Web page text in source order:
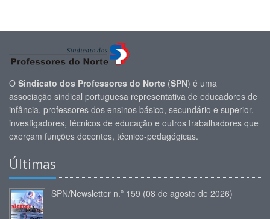
O Sindicato dos Professores do Norte (SPN) é uma
associação sindical portuguesa representativa de educadores de
infância, professores dos ensinos básico, secundário e superior,
investigadores, técnicos de educação e outros trabalhadores que
exerçam funções docentes, técnico-pedagógicas.
Últimas
SPN/Newsletter n.º 159 (08 de agosto de 2026)